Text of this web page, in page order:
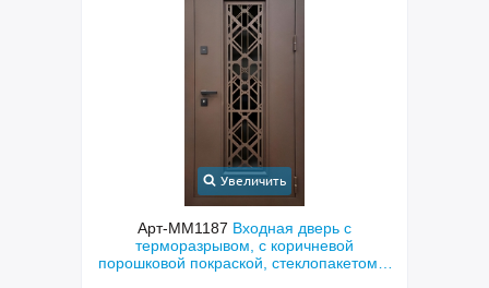
Увеличить
Арт-ММ1384Входная дверь с
металлофиленкой, бугельной ручкой и
порошковым напылением RAL 7021